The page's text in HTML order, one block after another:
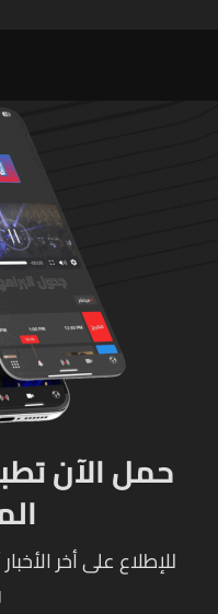
للإطلاع على أخر